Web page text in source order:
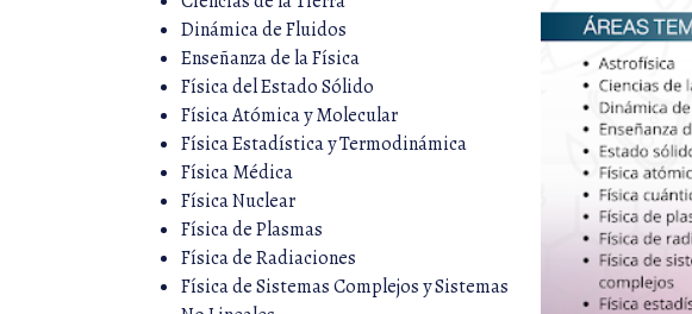
Dinámica de Fluidos
Enseñanza de la Física
Física del Estado Sólido
Física Atómica y Molecular
Física Estadística y Termodinámica
Física Médica
Física Nuclear
Física de Plasmas
Física de Radiaciones
Física de Sistemas Complejos y Sistemas